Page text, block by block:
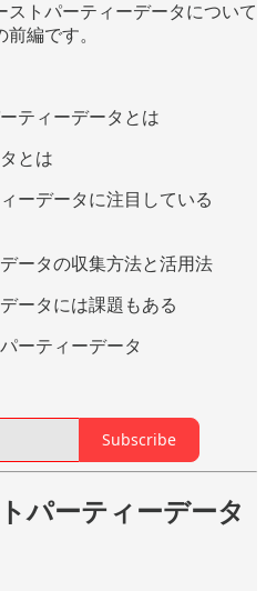
トパーティーデータについて
編です。
ティーデータとは
とは
ーデータに注目している
ータの収集方法と活用法
ータには課題もある
ーティーデータ
Subscribe
パーティーデータ